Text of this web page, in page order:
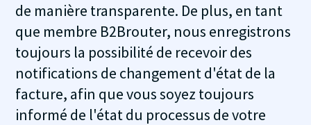
de manière transparente. De plus, en tant
que membre B2Brouter, nous enregistrons
toujours la possibilité de recevoir des
notifications de changement d'état de la
facture, afin que vous soyez toujours
informé de l'état du processus de votre